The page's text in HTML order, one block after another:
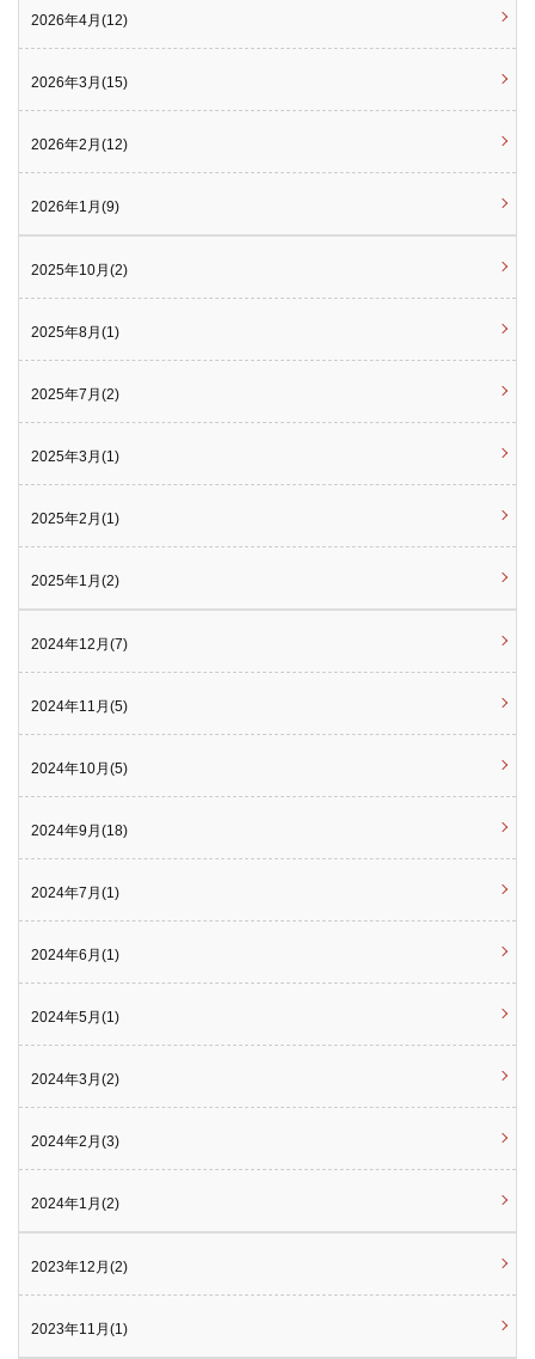
2026年4月(12)
2026年3月(15)
2026年2月(12)
2026年1月(9)
2025年10月(2)
2025年8月(1)
2025年7月(2)
2025年3月(1)
2025年2月(1)
2025年1月(2)
2024年12月(7)
2024年11月(5)
2024年10月(5)
2024年9月(18)
2024年7月(1)
2024年6月(1)
2024年5月(1)
2024年3月(2)
2024年2月(3)
2024年1月(2)
2023年12月(2)
2023年11月(1)